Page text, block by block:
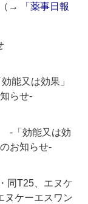
→
「薬事日報
能又は効果」
らせ‐
‐「効能又は効
お知らせ‐
同T25、エヌケ
ヌケーエスワン